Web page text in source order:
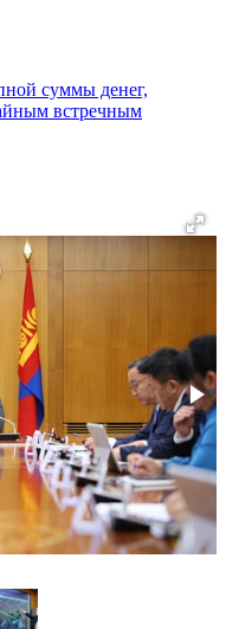
суммы денег,
встречным